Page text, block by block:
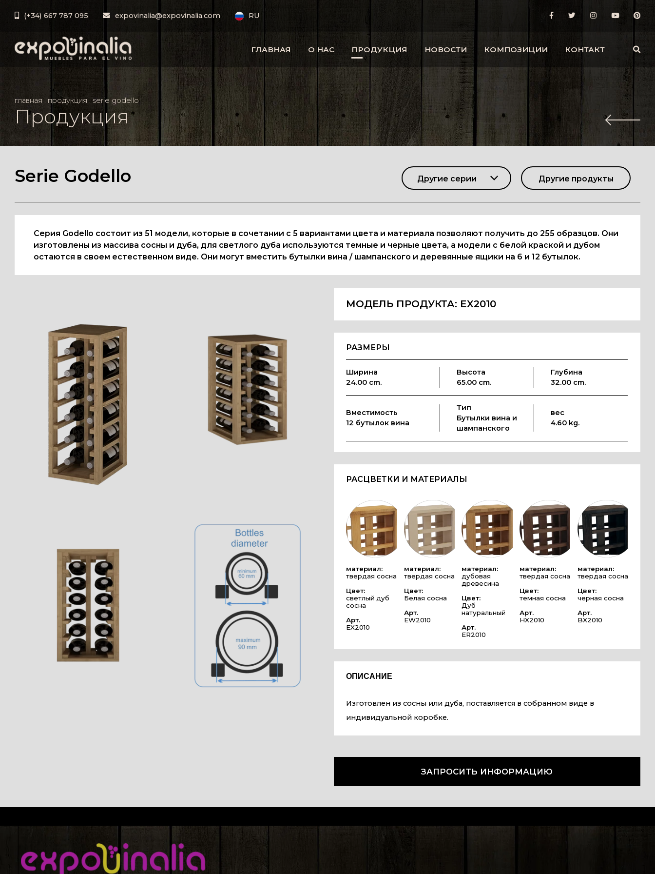
(+34) 667 787 095 expovinalia@expovinalia.com RU
ГЛАВНАЯ О НАС ПРОДУКЦИЯ НОВОСТИ КОМПОЗИЦИИ КОНТАКТ
главная . продукция . serie godello
Продукция
Serie Godello Другие серии Другие продукты
Серия Godello состоит из 51 модели, которые в сочетании с 5 вариантами цвета и материала позволяют получить до 255 образцов. Они
изготовлены из массива сосны и дуба, для светлого дуба используются темные и черные цвета, а модели с белой краской и дубом
остаются в своем естественном виде. Они могут вместить бутылки вина / шампанского и деревянные ящики на 6 и 12 бутылок.
МОДЕЛЬ ПРОДУКТА: EX2010
РАЗМЕРЫ
Ширина
24.00 cm.
Высота
65.00 cm.
Глубина
32.00 cm.
Вместимость
12 бутылок вина
Тип
Бутылки вина и
шампанского
вес
4.60 kg.
РАСЦВЕТКИ И МАТЕРИАЛЫ
материал:
твердая сосна
Цвет:
светлый дуб
сосна
Арт.
EX2010
материал:
твердая сосна
Цвет:
Белая сосна
Арт.
EW2010
материал:
дубовая
древесина
Цвет:
Дуб
натуральный
Арт.
ER2010
материал:
твердая сосна
Цвет:
темная сосна
Арт.
HX2010
материал:
твердая сосна
Цвет:
черная сосна
Арт.
BX2010
ОПИСАНИЕ
Изготовлен из сосны или дуба, поставляется в собранном виде в
индивидуальной коробке.
ЗАПРОСИТЬ ИНФОРМАЦИЮ